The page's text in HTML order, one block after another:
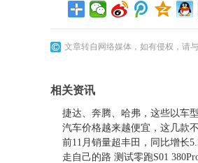
文章转自网络媒体，如有侵权，请
相关资讯
捷达、奔腾、哈弗，这些以车
汽车价格越来越便宜，这几款
前11月销量超丰田，同比增长
走自己的路 测试零跑S01